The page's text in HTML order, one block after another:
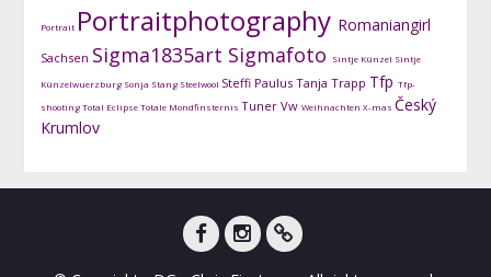
Portrait Portraitphotography Romaniangirl
Sachsen Sigma1835art Sigmafoto Sintje Künzel Sintje
Künzelwuerzburg Sonja Stang Steelwool Steffi Paulus Tanja Trapp Tfp Tfp-
shootingTotal EclipseTotale Mondfinsternis Tuner Vw Weihnachten X-mas Český
Krumlov